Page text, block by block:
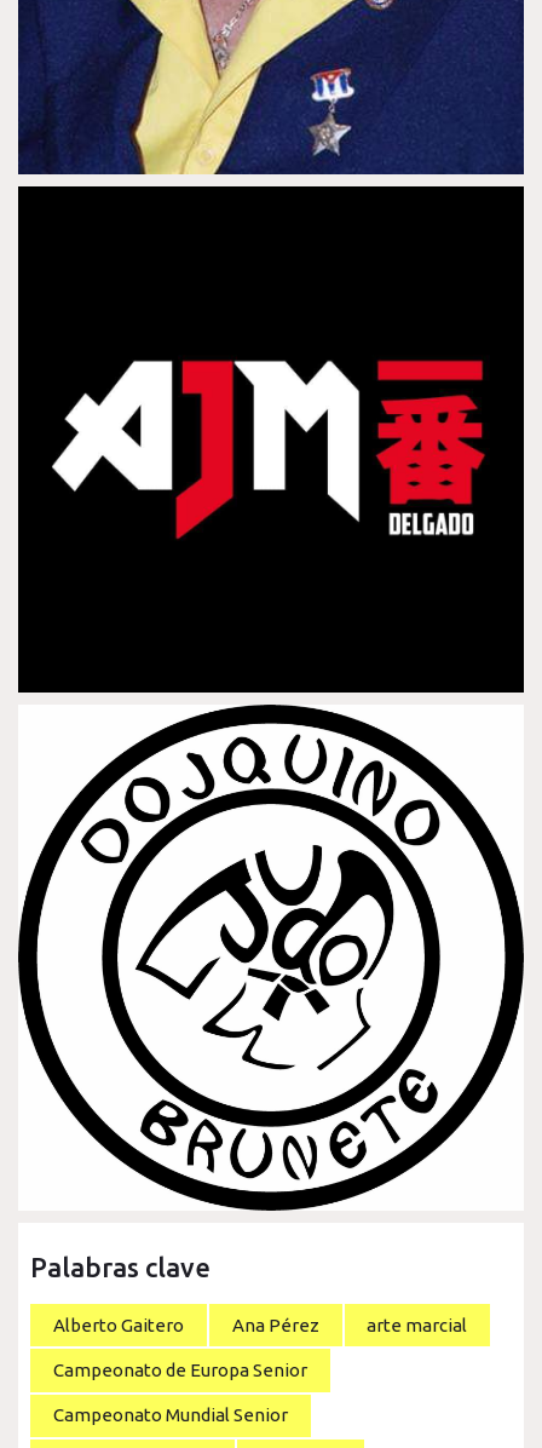
Palabras clave
Alberto Gaitero Ana Pérez arte marcial
Campeonato de Europa Senior
Campeonato Mundial Senior